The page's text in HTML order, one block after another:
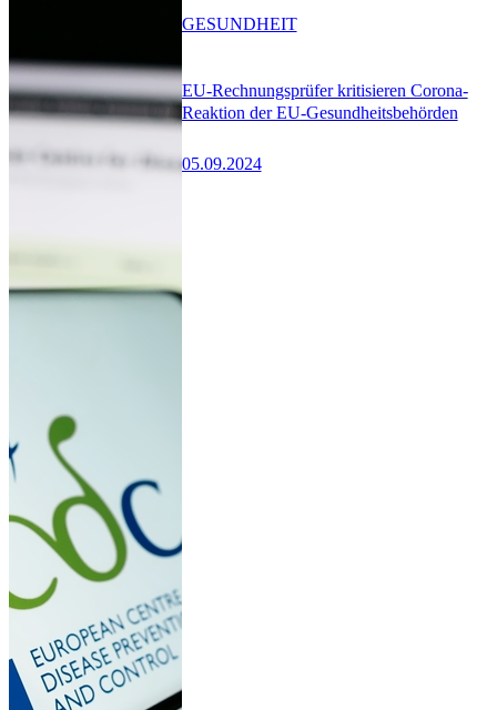
EU-Rechnungsprüfer kritisieren Corona-
Reaktion der EU-Gesundheitsbehörden
05.09.2024
GESUNDHEIT